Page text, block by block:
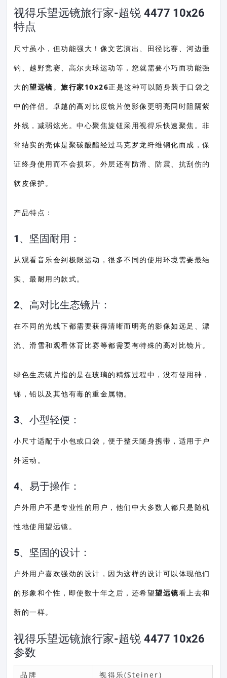
视得乐望远镜旅行家-超锐 4477 10x26
特点
尺寸虽小，但功能强大！像文艺演出、田径比赛、河边垂
钓、越野竞赛、高尔夫球运动等，您就需要小巧而功能强
大的望远镜。旅行家10x26正是这种可以随身装于口袋之
中的伴侣。卓越的高对比度镜片使影像更明亮同时阻隔紫
外线，减弱炫光。中心聚焦旋钮采用视得乐快速聚焦。非
常结实的壳体是聚碳酸酯经过马克罗龙纤维钢化而成，保
证终身使用而不会损坏。外层还有防滑、防震、抗刮伤的
软皮保护。
产品特点：
1、坚固耐用：
从观看音乐会到极限运动，很多不同的使用环境需要最结
实、最耐用的款式。
2、高对比生态镜片：
在不同的光线下都需要获得清晰而明亮的影像如远足、漂
流、滑雪和观看体育比赛等都需要有特殊的高对比镜片。
绿色生态镜片指的是在玻璃的精炼过程中，没有使用砷，
锑，铅以及其他有毒的重金属物。
3、小型轻便：
小尺寸适配于小包或口袋，便于整天随身携带，适用于户
外运动。
4、易于操作：
户外用户不是专业性的用户，他们中大多数人都只是随机
性地使用望远镜。
5、坚固的设计：
户外用户喜欢强劲的设计，因为这样的设计可以体现他们
的形象和个性，即使数十年之后，还希望望远镜看上去和
新的一样。
视得乐望远镜旅行家-超锐 4477 10x26
参数
品牌 视得乐(Steiner)